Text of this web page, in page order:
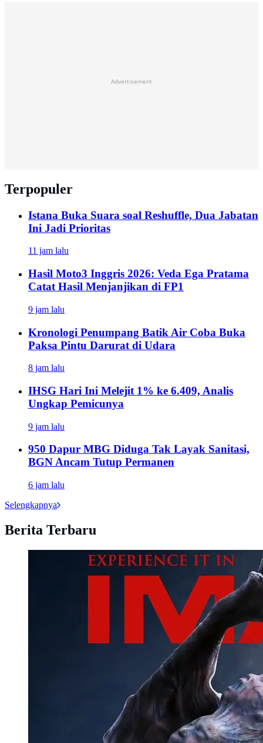
Advertisement
Terpopuler
Istana Buka Suara soal Reshuffle, Dua Jabatan
Ini Jadi Prioritas
11 jam lalu
Hasil Moto3 Inggris 2026: Veda Ega Pratama
Catat Hasil Menjanjikan di FP1
9 jam lalu
Kronologi Penumpang Batik Air Coba Buka
Paksa Pintu Darurat di Udara
8 jam lalu
IHSG Hari Ini Melejit 1% ke 6.409, Analis
Ungkap Pemicunya
9 jam lalu
950 Dapur MBG Diduga Tak Layak Sanitasi,
BGN Ancam Tutup Permanen
6 jam lalu
Selengkapnya
Berita Terbaru